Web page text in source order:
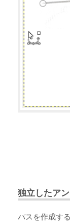
独立したア
パスを作成す